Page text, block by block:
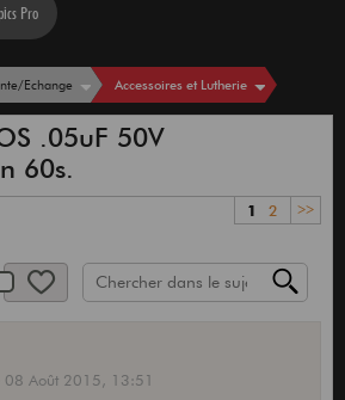
Pro
Echange Accessoires et Lutherie
.05uF 50V
60s.
1 2 >>
08 Août 2015, 13:51